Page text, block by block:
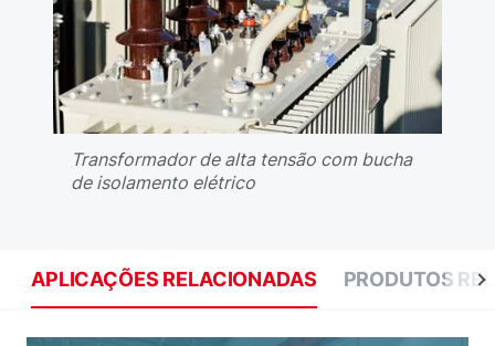
Transformador de alta tensão com bucha
de isolamento elétrico
APLICAÇÕES RELACIONADAS PRODUTOS